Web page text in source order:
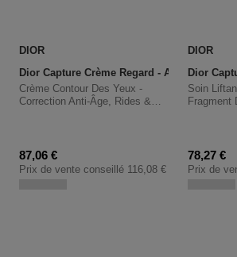
DIOR
Dior Capture Crème Regard - Anti-Aging
Crème Contour Des Yeux -
Correction Anti-Âge, Rides &
Prix promotionnel
87,06 €
Prix de vente conseillé 116,08 €
DIOR
Soin
Fragment
Prix
78,27 €
Prix de